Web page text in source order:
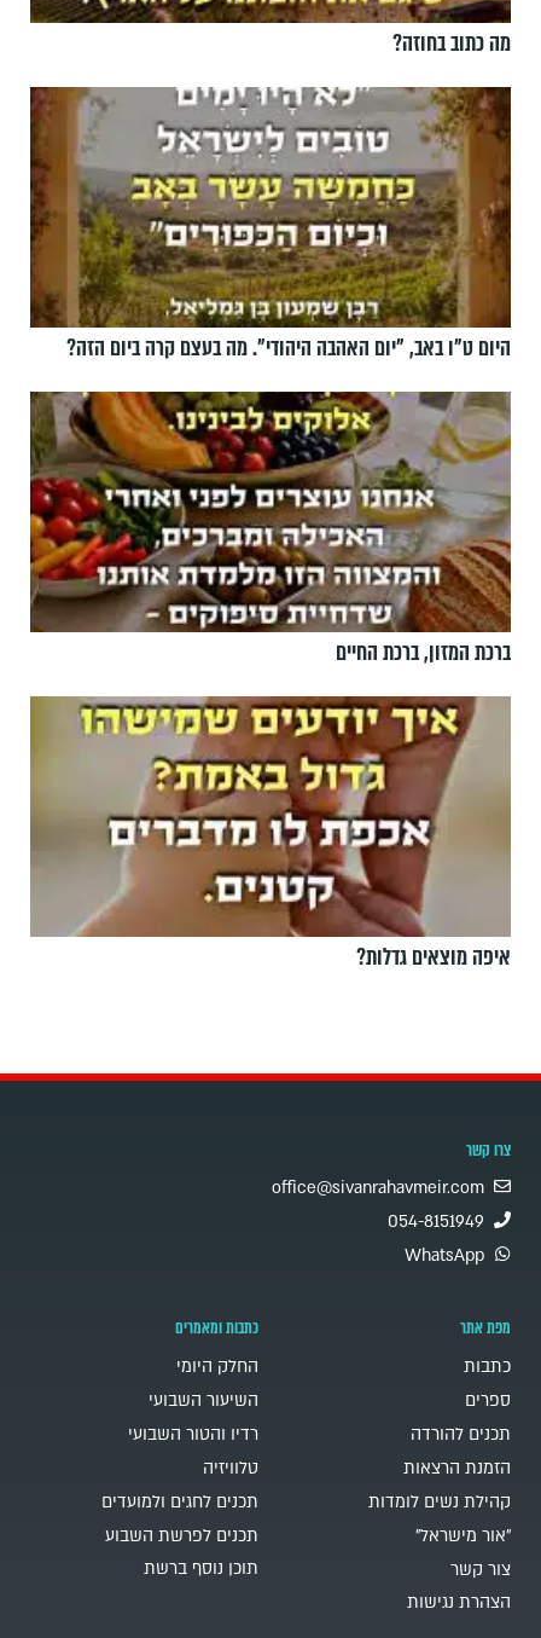
מה כתוב בחוזה?
היום ט"ו באב, ”יום האהבה היהודי". מה בעצם קרה ביום הזה?
ברכת המזון, ברכת החיים
איפה מוצאים גדלות?
צרו קשר
office@sivanrahavmeir.com
054-8151949
WhatsApp
מפת אתר
כתבות
ספרים
תכנים להורדה
הזמנת הרצאות
קהילת נשים לומדות
"אור מישראל"
צור קשר
הצהרת נגישות
כתבות ומאמרים
החלק היומי
השיעור השבועי
רדיו והטור השבועי
טלוויזיה
תכנים לחגים ולמועדים
תכנים לפרשת השבוע
תוכן נוסף ברשת